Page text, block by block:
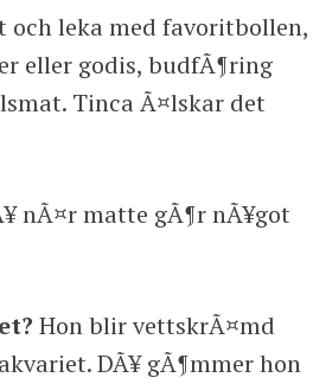
och leka med favoritbollen,
eller godis, budfÃ¶ring
Tinca Ã¤lskar det
nÃ¤r matte gÃ¶r nÃ¥got
Hon blir vettskrÃ¤md
DÃ¥ gÃ¶mmer hon